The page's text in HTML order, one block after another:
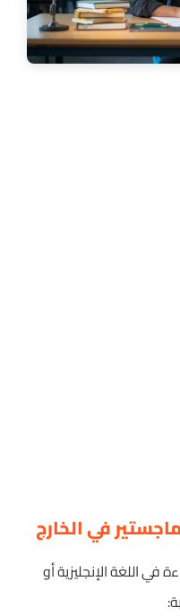
في الخارج
اللغة الإنجليزية أو